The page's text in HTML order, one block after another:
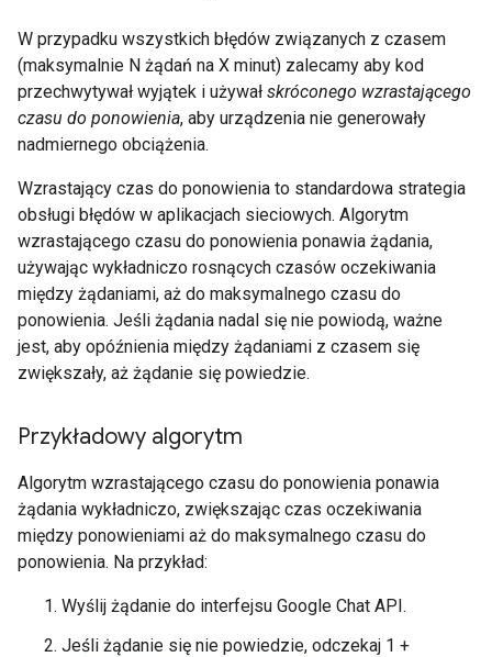
W przypadku wszystkich błędów związanych z czasem
(maksymalnie N żądań na X minut) zalecamy aby kod
przechwytywał wyjątek i używał skróconego wzrastającego
czasu do ponowienia, aby urządzenia nie generowały
nadmiernego obciążenia.
Wzrastający czas do ponowienia to standardowa strategia
obsługi błędów w aplikacjach sieciowych. Algorytm
wzrastającego czasu do ponowienia ponawia żądania,
używając wykładniczo rosnących czasów oczekiwania
między żądaniami, aż do maksymalnego czasu do
ponowienia. Jeśli żądania nadal się nie powiodą, ważne
jest, aby opóźnienia między żądaniami z czasem się
zwiększały, aż żądanie się powiedzie.
Przykładowy algorytm
Algorytm wzrastającego czasu do ponowienia ponawia
żądania wykładniczo, zwiększając czas oczekiwania
między ponowieniami aż do maksymalnego czasu do
ponowienia. Na przykład:
Wyślij żądanie do interfejsu Google Chat API.
Jeśli żądanie się nie powiedzie, odczekaj 1 +